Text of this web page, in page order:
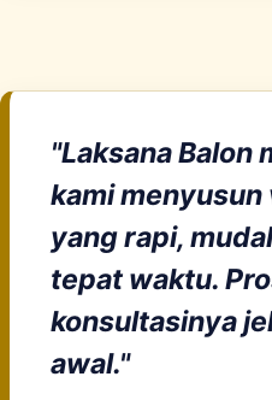
"Laksana Balon
kami
yang rapi,
tepat waktu.
konsultasinya
awal."